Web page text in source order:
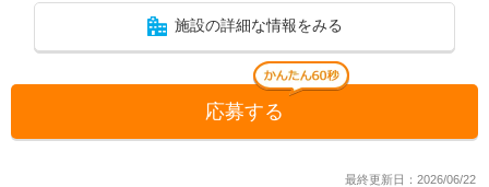
施設の詳細な情報をみる
応募する
最終更新日：2026/06/22